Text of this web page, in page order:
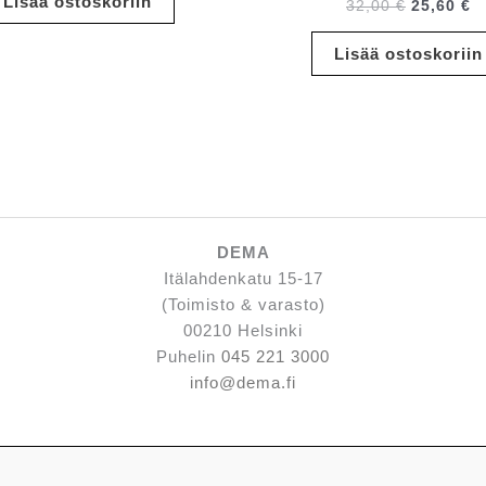
10,00 €.8,00 €.
32,00€
32,00 €.
25,60 €
Lisää ostoskoriin
DEMA
Itälahdenkatu 15-17
(Toimisto & varasto)
00210 Helsinki
Puhelin 045 221 3000
info@dema.fi